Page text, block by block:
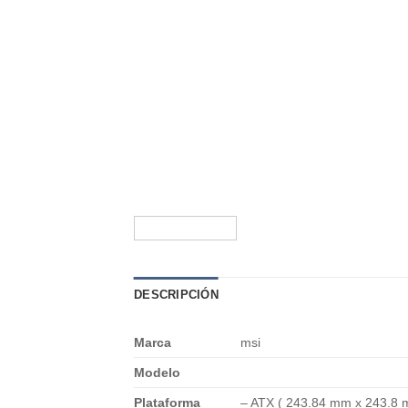
DESCRIPCIÓN
Marca msi
Modelo
Plataforma – ATX ( 243.84 mm x 243.8